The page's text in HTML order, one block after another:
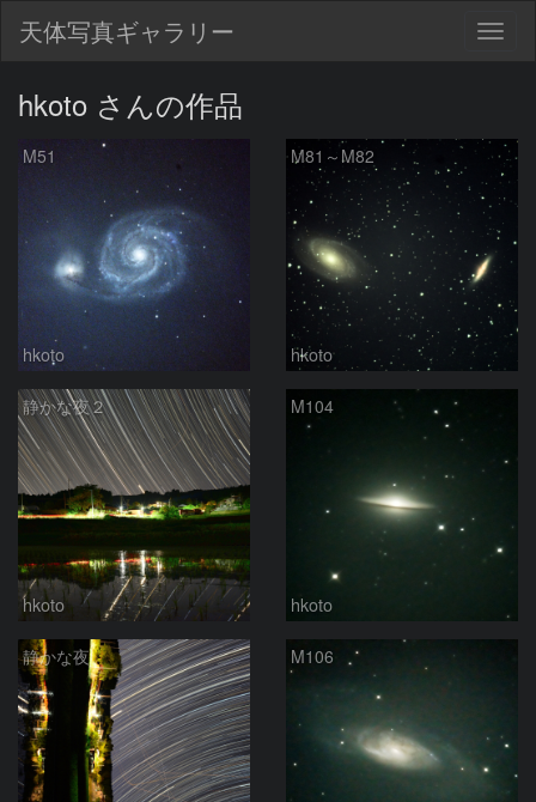
天体写真ギャラリー
hkoto さんの作品
M51
hkoto
M81～M82
hkoto
静かな夜２
hkoto
M104
hkoto
静かな夜 M106